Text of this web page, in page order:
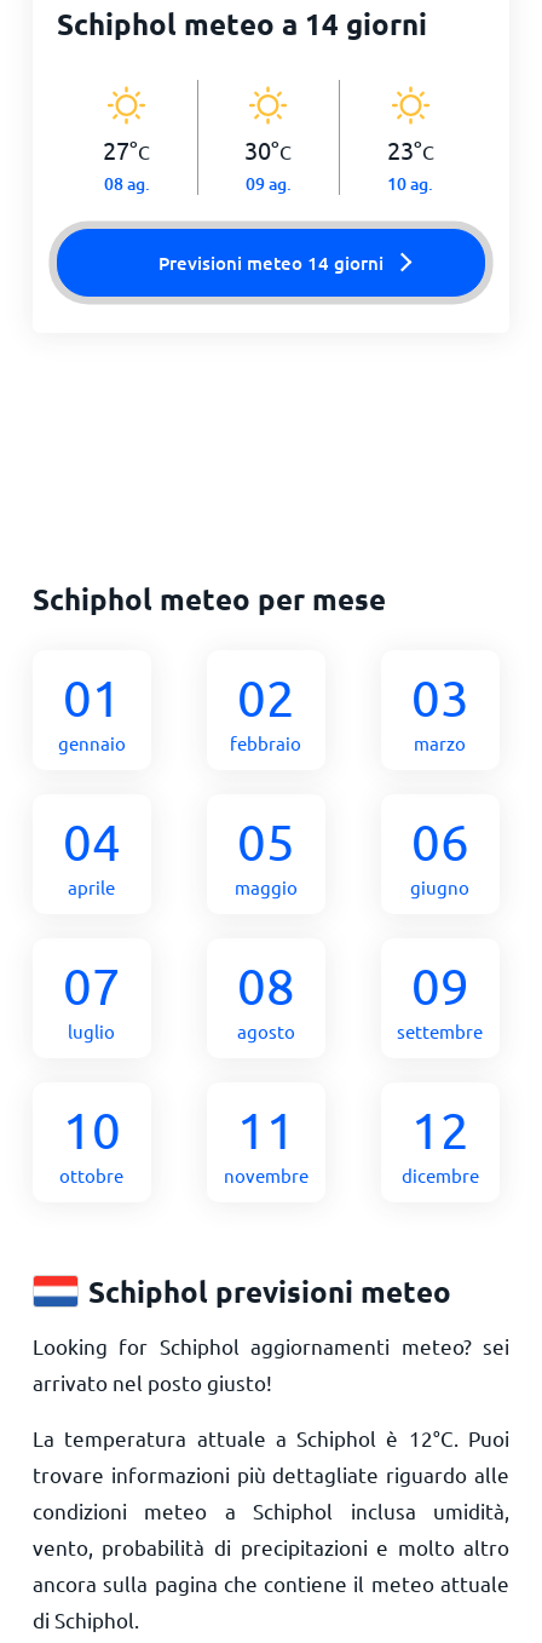
Schiphol meteo a 14 giorni
27°C
08 ag.
30°C
09 ag.
23°C
10 ag.
Previsioni meteo 14 giorni
Schiphol meteo per mese
01
gennaio
02
febbraio
03
marzo
04
aprile
05
maggio
06
giugno
07
luglio
08
agosto
09
settembre
10
ottobre
11
novembre
12
dicembre
Schiphol previsioni meteo
Looking for Schiphol aggiornamenti meteo? sei
arrivato nel posto giusto!
La temperatura attuale a Schiphol è 12°C . Puoi
trovare informazioni più dettagliate riguardo alle
condizioni meteo a Schiphol inclusa umidità,
vento, probabilità di precipitazioni e molto altro
ancora sulla pagina che contiene il meteo attuale
di Schiphol.